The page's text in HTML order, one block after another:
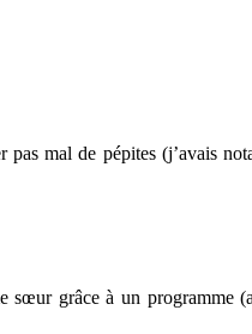
mal de pépites (j’avais
grâce à un programme